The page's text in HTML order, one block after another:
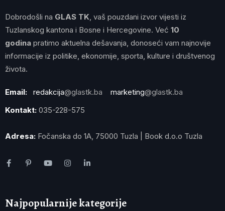
Dobrodošli na GLAS TK , vaš pouzdani izvor vijesti iz
Tuzlanskog kantona i Bosne i Hercegovine. Već 10
godina pratimo aktuelna dešavanja, donoseći vam najnovije
informacije iz politike, ekonomije, sporta, kulture i društvenog
života.
Email: redakcija@glastk.ba marketing@glastk.ba
Kontakt: 035-228-575
Adresa: Fočanska do 1A, 75000 Tuzla | Book d.o.o Tuzla
Najpopularnije kategorije